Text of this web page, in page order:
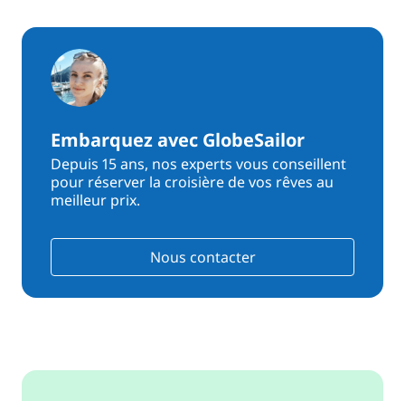
Embarquez avec GlobeSailor
Depuis 15 ans, nos experts vous conseillent
pour réserver la croisière de vos rêves au
meilleur prix.
Nous contacter